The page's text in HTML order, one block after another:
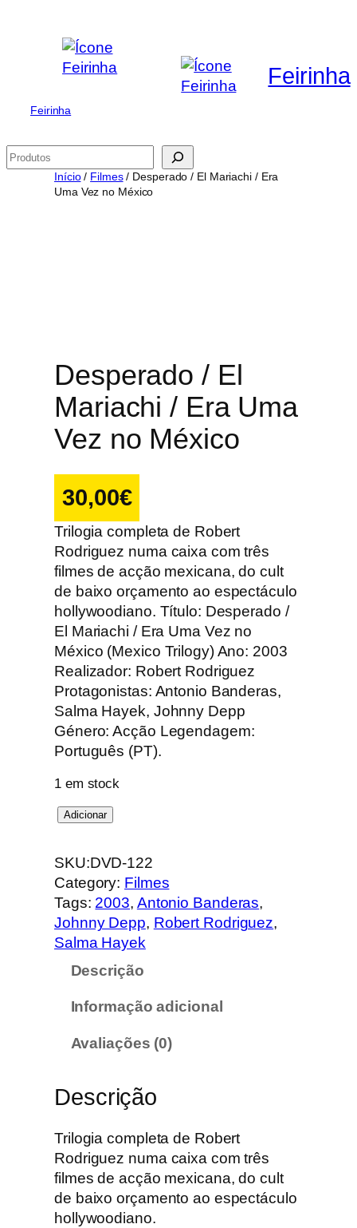
conteúdo
Feirinha
Feirinha
Pesquisar
Início/ Filmes/ Desperado / El Mariachi / Era
Uma Vez no México
Desperado / El
Mariachi / Era Uma
Vez no México
30,00€
Trilogia completa de Robert
Rodriguez numa caixa com três
filmes de acção mexicana, do cult
de baixo orçamento ao espectáculo
hollywoodiano. Título: Desperado /
El Mariachi / Era Uma Vez no
México (Mexico Trilogy) Ano: 2003
Realizador: Robert Rodriguez
Protagonistas: Antonio Banderas,
Salma Hayek, Johnny Depp
Género: Acção Legendagem:
Português (PT).
1 em stock
Q
a
n
t
d
s
e
r
a
d
o
Adicionar
SKU:DVD-122
Category: Filmes
Tags: 2003, Antonio Banderas
Johnny Depp, Robert Rodriguez
Salma Hayek
Descrição
Informação adicional
Avaliações (0)
Descrição
Trilogia completa de Robert
Rodriguez numa caixa com três
filmes de acção mexicana, do cult
de baixo orçamento ao espectáculo
hollywoodiano.